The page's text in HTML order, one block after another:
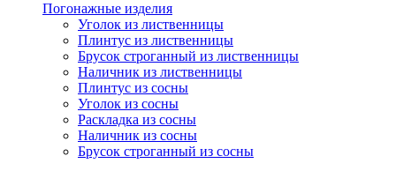
Погонажные изделия
Уголок из лиственницы
Плинтус из лиственницы
Брусок строганный из лиственницы
Наличник из лиственницы
Плинтус из сосны
Уголок из сосны
Раскладка из сосны
Наличник из сосны
Брусок строганный из сосны